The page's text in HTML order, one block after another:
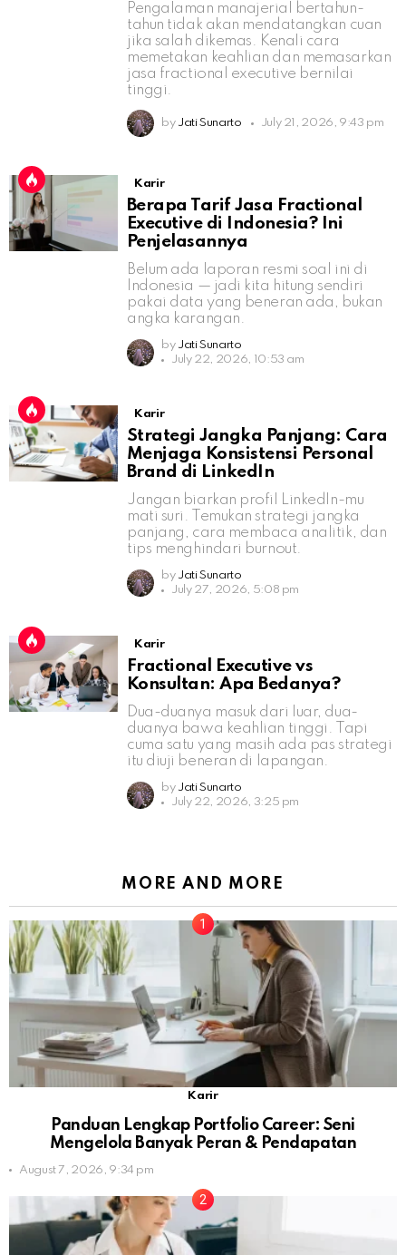
Pengalaman manajerial bertahun-
tahun tidak akan mendatangkan cuan
jika salah dikemas. Kenali cara
memetakan keahlian dan memasarkan
jasa fractional executive bernilai
tinggi.
by Jati Sunarto July 21, 2026, 9:43 pm
Karir
Berapa Tarif Jasa Fractional
Executive di Indonesia? Ini
Penjelasannya
Belum ada laporan resmi soal ini di
Indonesia — jadi kita hitung sendiri
pakai data yang beneran ada, bukan
angka karangan.
by Jati Sunarto
July 22, 2026, 10:53 am
Karir
Strategi Jangka Panjang: Cara
Menjaga Konsistensi Personal
Brand di LinkedIn
Jangan biarkan profil LinkedIn-mu
mati suri. Temukan strategi jangka
panjang, cara membaca analitik, dan
tips menghindari burnout.
by Jati Sunarto
July 27, 2026, 5:08 pm
Karir
Fractional Executive vs
Konsultan: Apa Bedanya?
Dua-duanya masuk dari luar, dua-
duanya bawa keahlian tinggi. Tapi
cuma satu yang masih ada pas strategi
itu diuji beneran di lapangan.
by Jati Sunarto
July 22, 2026, 3:25 pm
MORE AND MORE
Karir
Panduan Lengkap Portfolio Career: Seni
Mengelola Banyak Peran & Pendapatan
August 7, 2026, 9:34 pm